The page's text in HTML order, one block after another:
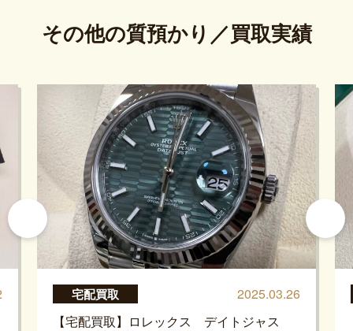
その他の質預かり／買取実績
宅配買取
2025.03.26
【宅配買取】ロレックス デイトジャス